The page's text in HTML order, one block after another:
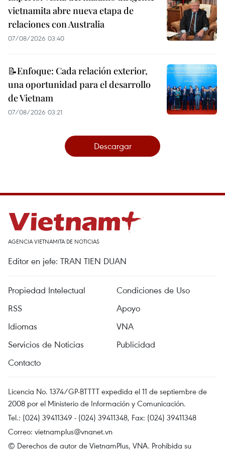
vietnamita abre nueva etapa de
relaciones con Australia
07/08/2026 03:40
📝Enfoque: Cada relación exterior,
una oportunidad para el desarrollo
de Vietnam
07/08/2026 03:21
Descargar
AGENCIA VIETNAMITA DE NOTICIAS
Editor en jefe: TRAN TIEN DUAN
Propiedad Intelectual
Condiciones de Uso
RSS
Apoyo
Idiomas
VNA
Servicios de Noticias
Publicidad
Contacto
Licencia No. 1374/GP-BTTTT expedida el 11 de septiembre de
2008 por el Ministerio de Información y Comunicación.
Tel.: (024) 39411349 - (024) 39411348, Fax: (024) 39411348
Correo: vietnamplus@vnanet.vn
© Derechos de autor de VietnamPlus, VNA. Prohibida su